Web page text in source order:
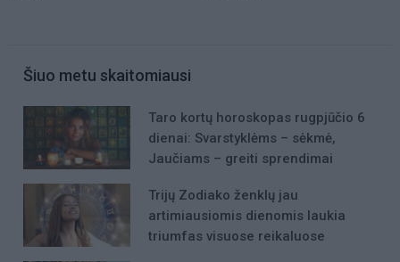
Šiuo metu skaitomiausi
Taro kortų horoskopas rugpjūčio 6
dienai: Svarstyklėms – sėkmė,
Jaučiams – greiti sprendimai
Trijų Zodiako ženklų jau
artimiausiomis dienomis laukia
triumfas visuose reikaluose